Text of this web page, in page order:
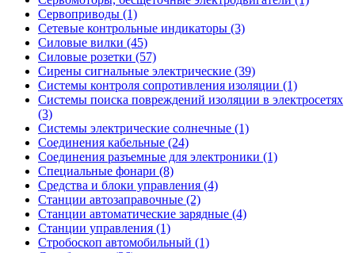
Сервоприводы (1)
Сетевые контрольные индикаторы (3)
Силовые вилки (45)
Силовые розетки (57)
Сирены сигнальные электрические (39)
Системы контроля сопротивления изоляции (1)
Системы поиска повреждений изоляции в электросетях
(3)
Системы электрические солнечные (1)
Соединения кабельные (24)
Соединения разъемные для электроники (1)
Специальные фонари (8)
Средства и блоки управления (4)
Станции автозаправочные (2)
Станции автоматические зарядные (4)
Станции управления (1)
Стробоскоп автомобильный (1)